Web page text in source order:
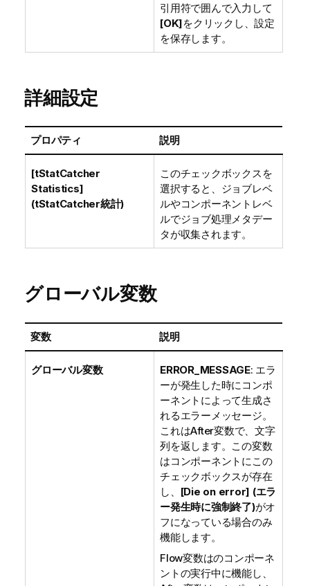
引用符で囲んで入力して
[OK]をクリックし、設定
を保存します。
詳細設定
プロパティ 説明
[tStatCatcher
Statistics]
(tStatCatcher統計)
このチェックボックスを
選択すると、ジョブレベ
ルやコンポーネントレベ
ルでジョブ処理メタデー
タが収集されます。
グローバル変数
変数 説明
グローバル変数 ERROR_MESSAGE: エラ
ーが発生した時にコンポ
ーネントによって生成さ
れるエラーメッセージ。
これはAfter変数で、文字
列を返します。この変数
はコンポーネントにこの
チェックボックスが存在
し、 [Die on error] (エラ
ー発生時に強制終了)がオ
フになっている場合のみ
機能します。
Flow変数はのコンポーネ
ントの実行中に機能し、